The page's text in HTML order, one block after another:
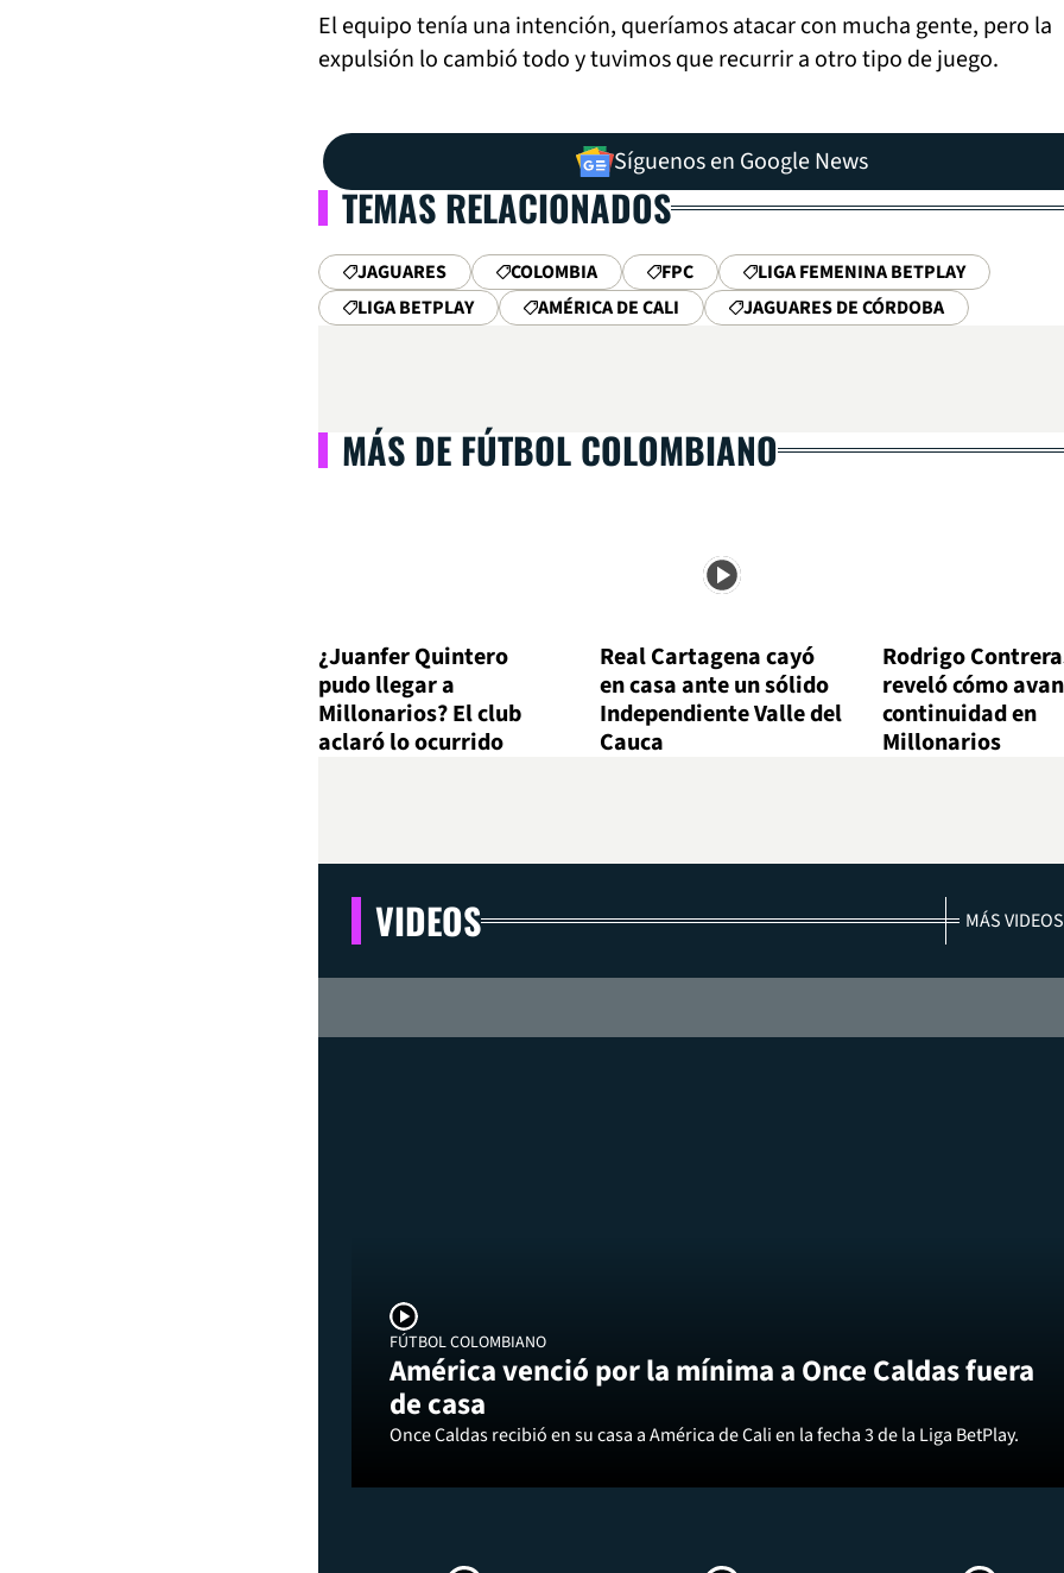
El equipo tenía una intención, queríamos atacar con mucha gente, pero la
expulsión lo cambió todo y tuvimos que recurrir a otro tipo de juego.
Síguenos en Google News
TEMAS RELACIONADOS
JAGUARES COLOMBIA FPC
LIGA FEMENINA BETPLAY
LIGA BETPLAY
AMÉRICA DE CALI JAGUARES DE CÓRDOBA
MÁS DE FÚTBOL COLOMBIANO
¿Juanfer Quintero
pudo llegar a
Millonarios? El club
aclaró lo ocurrido
Real Cartagena cayó
en casa ante un sólido
Independiente Valle del
Cauca
Rodrigo
reveló cómo
continuidad en
Millonarios
VIDEOS MÁS VIDEOS
FÚTBOL COLOMBIANO
América venció por la mínima a Once Caldas fuera
de casa
Once Caldas recibió en su casa a América de Cali en la fecha 3 de la Liga BetPlay.